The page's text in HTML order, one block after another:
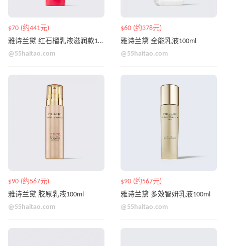
$70 (约441元)
雅诗兰黛 红石榴乳液滋润款100ml
@55haitao.com
$60 (约378元)
雅诗兰黛 全能乳液100ml
@55haitao.com
$90 (约567元)
雅诗兰黛 胶原乳液100ml
@55haitao.com
$90 (约567元)
雅诗兰黛 多效智妍乳液100ml
@55haitao.com